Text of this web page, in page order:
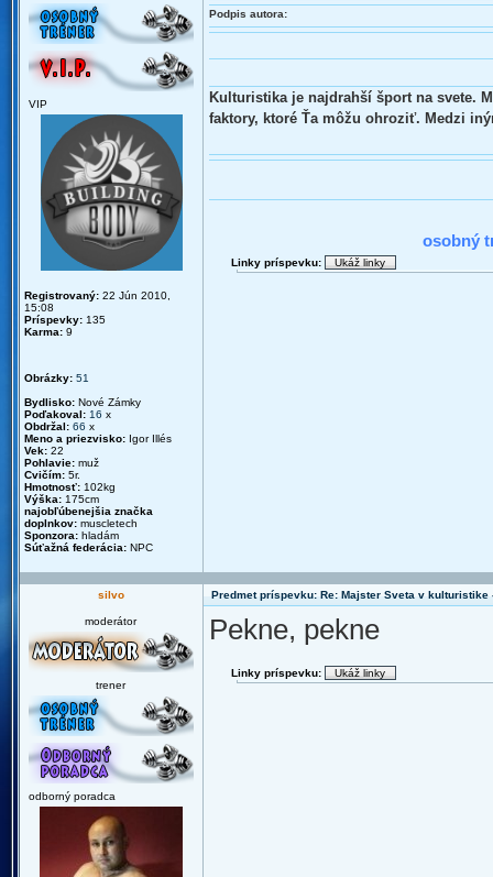
VIP
Registrovaný: 22 Jún 2010,
15:08
Príspevky: 135
Karma: 9
Obrázky: 51
Bydlisko: Nové Zámky
Poďakoval: 16 x
Obdržal: 66 x
Meno a priezvisko: Igor Illés
Vek: 22
Pohlavie: muž
Cvičím: 5r.
Hmotnosť: 102kg
Výška: 175cm
najobľúbenejšia značka
doplnkov: muscletech
Sponzora: hladám
Súťažná federácia: NPC
Podpis autora:
Kulturistika je najdrahší šport na svete.
faktory, ktoré Ťa môžu ohroziť. Medzi
osobný
Linky príspevku:
silvo Predmet príspevku: Re: Majster Sveta v kulturistike
moderátor
trener
odborný poradca
Pekne, pekne
Linky príspevku: